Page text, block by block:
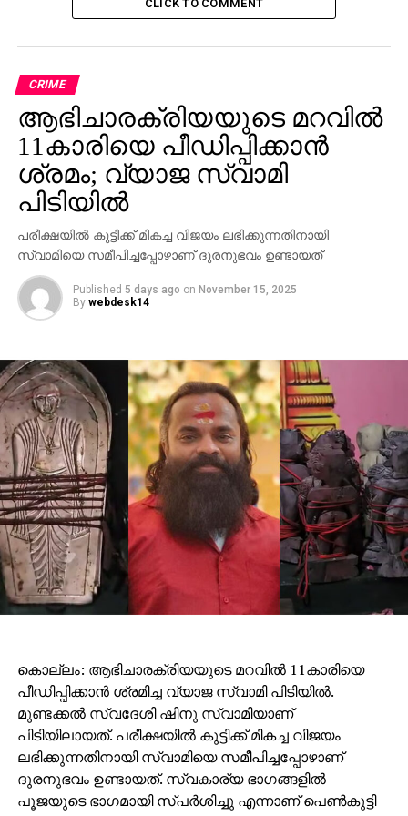
CLICK TO COMMENT
CRIME
ആഭിചാരക്രിയയുടെ മറവിൽ
11കാരിയെ പീഡിപ്പിക്കാൻ
ശ്രമം; വ്യാജ സ്വാമി
പിടിയിൽ
പരീക്ഷയിൽ കുട്ടിക്ക് മികച്ച വിജയം ലഭിക്കുന്നതിനായി
സ്വാമിയെ സമീപിച്ചപ്പോഴാണ് ദുരനുഭവം ഉണ്ടായത്
Published 5 days ago on November 15, 2025
By webdesk14
കൊല്ലം: ആഭിചാരക്രിയയുടെ മറവിൽ 11കാരിയെ
പീഡിപ്പിക്കാൻ ശ്രമിച്ച വ്യാജ സ്വാമി പിടിയിൽ.
മുണ്ടക്കൽ സ്വദേശി ഷിനു സ്വാമിയാണ്
പിടിയിലായത്. പരീക്ഷയിൽ കുട്ടിക്ക് മികച്ച വിജയം
ലഭിക്കുന്നതിനായി സ്വാമിയെ സമീപിച്ചപ്പോഴാണ്
ദുരനുഭവം ഉണ്ടായത്. സ്വകാര്യ ഭാഗങ്ങളിൽ
പൂജയുടെ ഭാഗമായി സ്പർശിച്ചു എന്നാണ് പെൺകുട്ടി